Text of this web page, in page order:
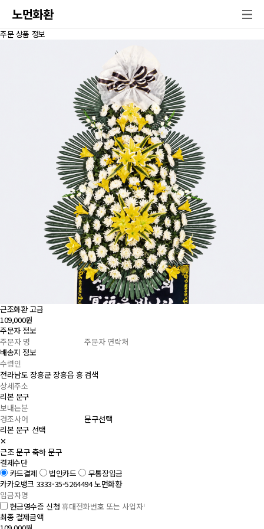
노먼화환
주문 상품 정보
근조화환 고급
109,000원
주문자 정보
배송지 정보
검색
리본 문구
문구선택
리본 문구 선택
✕
근조 문구 축하 문구
결제수단
카드결제
법인카드
무통장입금
카카오뱅크 3333-35-5264494 노먼화환
현금영수증 신청
최종 결제금액